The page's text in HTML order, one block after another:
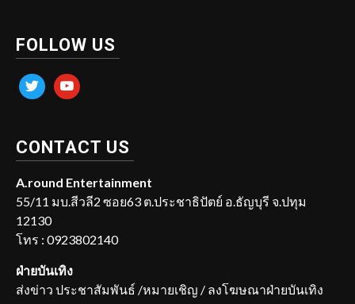
FOLLOW US
twitter youtube
CONTACT US
A.round Entertainment
55/11 มบ.สีวลี2 ซอย63 ต.ประชาธิปัตย์ อ.ธัญบุรี จ.ปทุม
12130
โทร : 0923802140
ฝ่ายบันเทิง
ส่งข่าว ประชาสัมพันธ์ /หมายเชิญ / ลงโฆษณาฝ่ายบันเทิง